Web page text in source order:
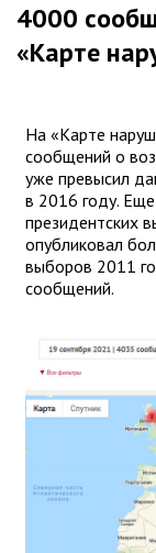
4000
«Карте
На «Карте
сообщений о
уже превысил
в 2016 году.
президентских
опубликовал
выборов 2011
сообщений.